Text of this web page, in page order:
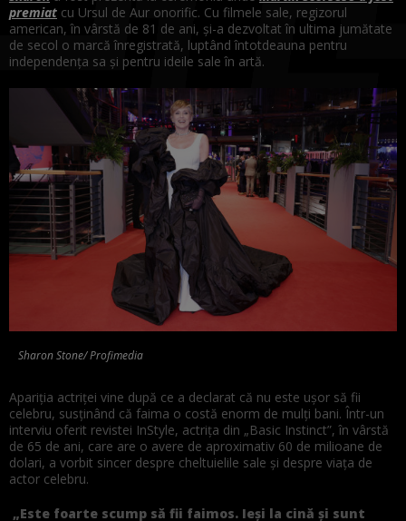
premiat cu Ursul de Aur onorific. Cu filmele sale, regizorul
american, în vârstă de 81 de ani, şi-a dezvoltat în ultima jumătate
de secol o marcă înregistrată, luptând întotdeauna pentru
independenţa sa şi pentru ideile sale în artă.
Sharon Stone/ Profimedia
Apariția actriței vine după ce a declarat că nu este ușor să fii
celebru, susținând că faima o costă enorm de mulți bani. Într-un
interviu oferit revistei InStyle, actrița din „Basic Instinct”, în vârstă
de 65 de ani, care are o avere de aproximativ 60 de milioane de
dolari, a vorbit sincer despre cheltuielile sale și despre viața de
actor celebru.
„Este foarte scump să fii faimos. Ieși la cină și sunt